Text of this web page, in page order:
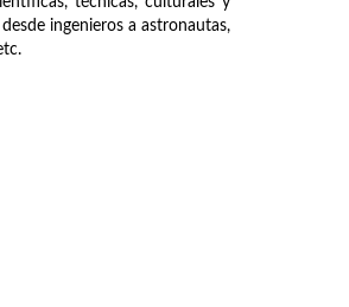
ingenieros a astronautas,